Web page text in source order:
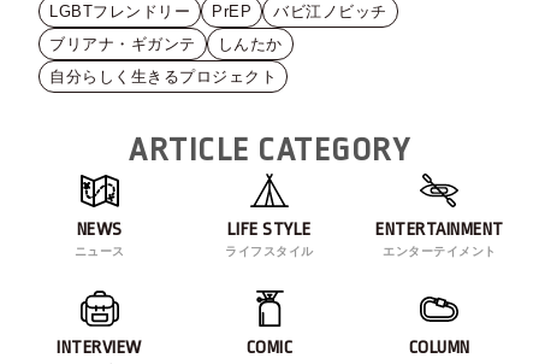
LGBTフレンドリー
PrEP
バビ江ノビッチ
ブリアナ・ギガンテ
しんたか
自分らしく生きるプロジェクト
ARTICLE CATEGORY
NEWS
ニュース
LIFE STYLE
ライフスタイル
ENTERTAINMENT
エンターテイメント
INTERVIEW COMIC COLUMN